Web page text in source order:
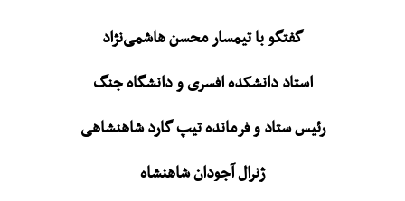
گفتگو با تیمسار محسن هاشمی‌نژاد
استاد دانشکده افسری و دانشگاه جنگ
رئیس ستاد و فرمانده تیپ گارد شاهنشاهی
ژنرال آجودان شاهنشاه